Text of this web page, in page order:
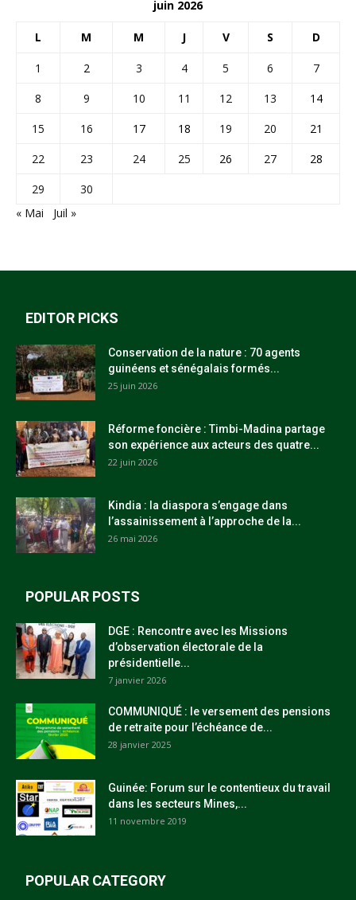
juin 2026
L M M J V S D
1 2 3 4 5 6
7
8
9 10 11 12 13
14
15
16 17 18 19 20
21
22
23 24 25 26 27
28
29
30
« Mai
Juil »
EDITOR PICKS
Conservation de la nature : 70 agents
guinéens et sénégalais formés...
25 juin 2026
Réforme foncière : Timbi-Madina partage
son expérience aux acteurs des quatre...
22 juin 2026
Kindia : la diaspora s’engage dans
l’assainissement à l’approche de la...
26 mai 2026
POPULAR POSTS
DGE : Rencontre avec les Missions
d’observation électorale de la
présidentielle...
7 janvier 2026
COMMUNIQUÉ : le versement des pensions
de retraite pour l’échéance de...
28 janvier 2025
Guinée: Forum sur le contentieux du travail
dans les secteurs Mines,...
11 novembre 2019
POPULAR CATEGORY